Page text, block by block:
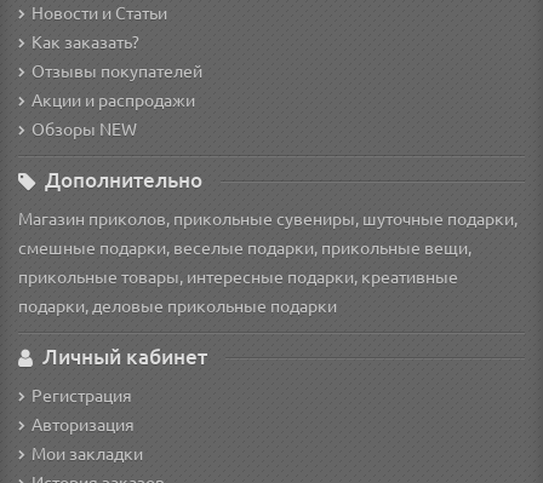
Новости и Статьи
Как заказать?
Отзывы покупателей
Акции и распродажи
Обзоры NEW
Дополнительно
Магазин приколов, прикольные сувениры, шуточные подарки,
смешные подарки, веселые подарки, прикольные вещи,
прикольные товары, интересные подарки, креативные
подарки, деловые прикольные подарки
Личный кабинет
Регистрация
Авторизация
Мои закладки